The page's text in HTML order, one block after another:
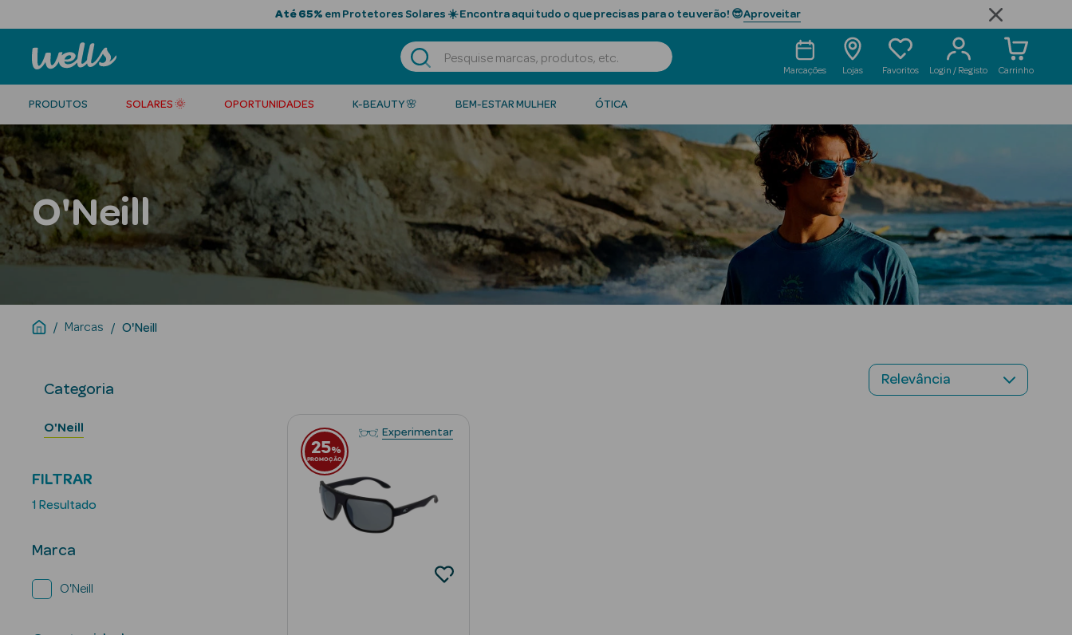
Até 65% em Protetores Solares ☀️ Encontra aqui tudo o que precisas para o teu verão! 😎Aproveitar
Marcações Lojas Favoritos Login / Registo Carrinho
PRODUTOS SOLARES 🌞 OPORTUNIDADES K-BEAUTY 🌸 BEM-ESTAR MULHER ÓTICA
O'Neill
Marcas O'Neill
Categoria
O'Neill
FILTRAR
1 Resultado
Marca
O'Neill
Experimentar
25%
PROMOÇÃO